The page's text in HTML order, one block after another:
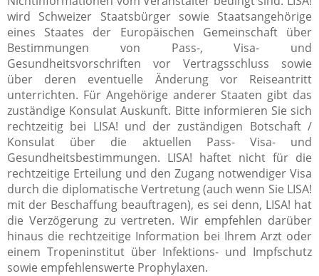
wird Schweizer Staatsbürger sowie Staatsangehörige
eines Staates der Europäischen Gemeinschaft über
Bestimmungen von Pass-, Visa- und
Gesundheitsvorschriften vor Vertragsschluss sowie
über deren eventuelle Änderung vor Reiseantritt
unterrichten. Für Angehörige anderer Staaten gibt das
zuständige Konsulat Auskunft. Bitte informieren Sie sich
rechtzeitig bei LISA! und der zuständigen Botschaft /
Konsulat über die aktuellen Pass- Visa- und
Gesundheitsbestimmungen. LISA! haftet nicht für die
rechtzeitige Erteilung und den Zugang notwendiger Visa
durch die diplomatische Vertretung (auch wenn Sie LISA!
mit der Beschaffung beauftragen), es sei denn, LISA! hat
die Verzögerung zu vertreten. Wir empfehlen darüber
hinaus die rechtzeitige Information bei Ihrem Arzt oder
einem Tropeninstitut über Infektions- und Impfschutz
sowie empfehlenswerte Prophylaxen.